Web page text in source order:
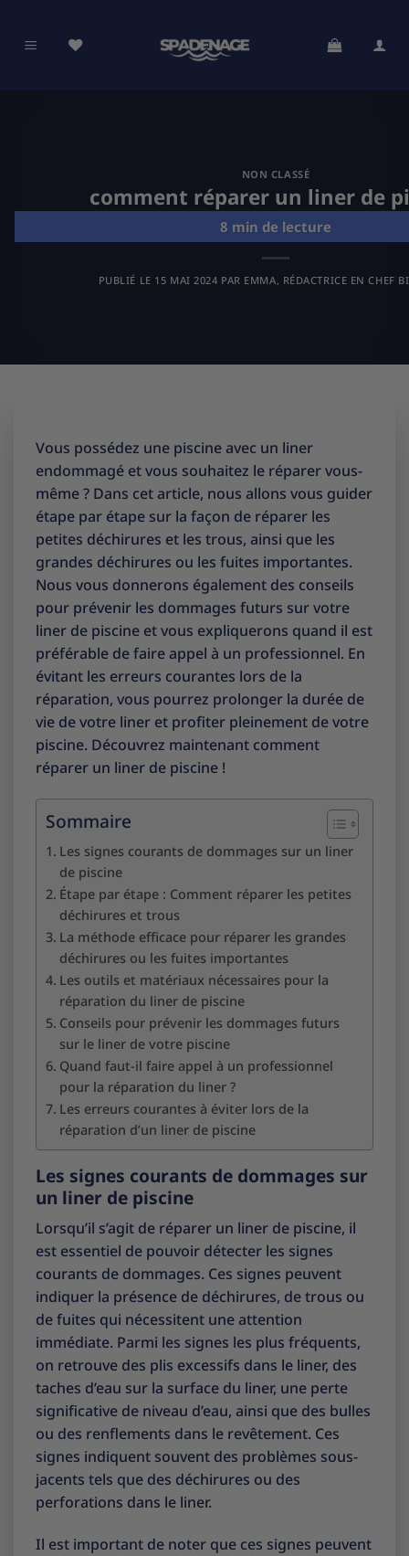
contenu
NON CLASSÉ
comment réparer un liner de
PUBLIÉ LE 15 MAI 2024 PAR EMMA, RÉDACTRICE EN CHEF
Vous possédez une piscine avec un liner
endommagé et vous souhaitez le réparer vous-
même ? Dans cet article, nous allons vous guider
étape par étape sur la façon de réparer les
petites déchirures et les trous, ainsi que les
grandes déchirures ou les fuites importantes.
Nous vous donnerons également des conseils
pour prévenir les dommages futurs sur votre
liner de piscine et vous expliquerons quand il est
préférable de faire appel à un professionnel. En
évitant les erreurs courantes lors de la
réparation, vous pourrez prolonger la durée de
vie de votre liner et profiter pleinement de votre
piscine. Découvrez maintenant comment
réparer un liner de piscine !
Sommaire
Les signes courants de dommages sur un liner
de piscine
Étape par étape : Comment réparer les petites
déchirures et trous
La méthode efficace pour réparer les grandes
déchirures ou les fuites importantes
Les outils et matériaux nécessaires pour la
réparation du liner de piscine
Conseils pour prévenir les dommages futurs
sur le liner de votre piscine
Quand faut-il faire appel à un professionnel
pour la réparation du liner ?
Les erreurs courantes à éviter lors de la
réparation d’un liner de piscine
Les signes courants de dommages sur
un liner de piscine
Lorsqu’il s’agit de réparer un liner de piscine, il
est essentiel de pouvoir détecter les signes
courants de dommages. Ces signes peuvent
indiquer la présence de déchirures, de trous ou
de fuites qui nécessitent une attention
immédiate. Parmi les signes les plus fréquents,
on retrouve des plis excessifs dans le liner, des
taches d’eau sur la surface du liner, une perte
significative de niveau d’eau, ainsi que des bulles
ou des renflements dans le revêtement. Ces
signes indiquent souvent des problèmes sous-
jacents tels que des déchirures ou des
perforations dans le liner.
Il est important de noter que ces signes peuvent